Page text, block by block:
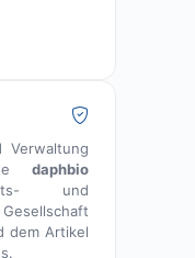
Verwaltung
daphbio
und
dem Artikel